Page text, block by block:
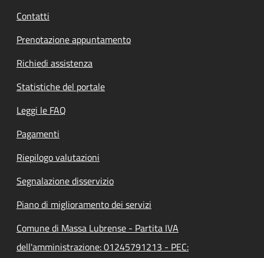
Contatti
Prenotazione appuntamento
Richiedi assistenza
Statistiche del portale
Leggi le FAQ
Pagamenti
Riepilogo valutazioni
Segnalazione disservizio
Piano di miglioramento dei servizi
Comune di Massa Lubrense - Partita IVA
dell'amministrazione: 01245791213 - PEC: